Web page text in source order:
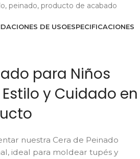
, peinado, producto de acabado
DE USOESPECIFICACIONES
para Niños
y Cuidado en
nuestra Cera de Peinado
ideal para moldear tupés y